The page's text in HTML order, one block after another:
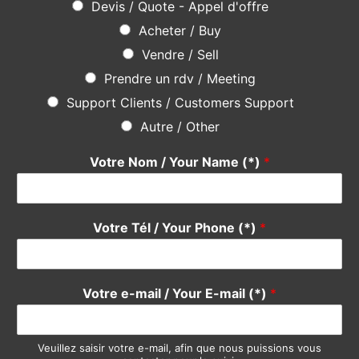
Devis / Quote - Appel d'offre
Acheter / Buy
Vendre / Sell
Prendre un rdv / Meeting
Support Clients / Customers Support
Autre / Other
Votre Nom / Your Name (*) *
Votre Tél / Your Phone (*) *
Votre e-mail / Your E-mail (*) *
Veuillez saisir votre e-mail, afin que nous puissions vous